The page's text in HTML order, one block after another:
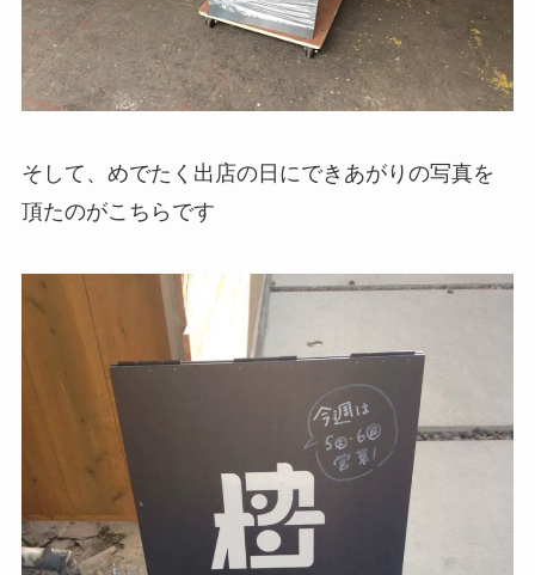
そして、めでたく出店の日にできあがりの写真を
頂たのがこちらです